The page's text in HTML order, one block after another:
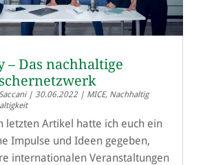
– Das nachhaltige
| 30.06.2022| MICE, Nachhaltig
letzten Artikel hatte ich euch ein
Impulse und Ideen gegeben,
internationalen Veranstaltungen